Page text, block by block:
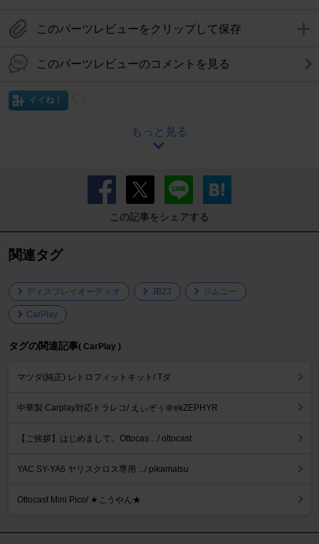
このパーツレビューをクリップして保存
このパーツレビューのコメントを見る
イイね！
もっと見る
この記事をシェアする
関連タグ
ディスプレイオーディオ JB23 ジムニー
CarPlay
タグの関連記事( CarPlay )
マツダ(純正) レトロフィットキット/ Tダ
中華製 Carplay対応ドラレコ/ えぃぞぅ＠ekZEPHYR
【ご挨拶】はじめまして。Ottocas .../ ottocast
YAC SY-YA6 ヤリスクロス専用 .../ pikamatsu
Ottocast Mini Pico/ ★こうやん★